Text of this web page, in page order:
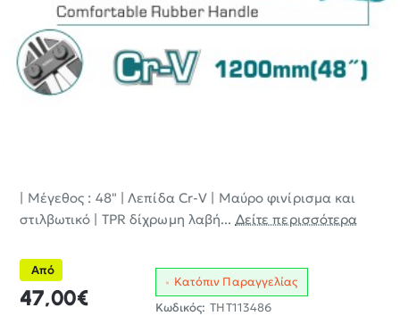
| Μέγεθος : 48" | Λεπίδα Cr-V | Μαύρο φινίρισμα και
στιλβωτικό | TPR δίχρωμη λαβή... Δείτε περισσότερα
Από
47,00€
Κατόπιν Παραγγελίας
Κωδικός: THT113486